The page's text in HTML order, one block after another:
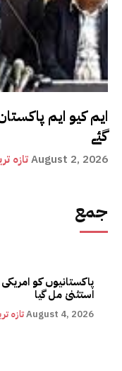
ایم کیو ایم
گئے
تازہAugust 2, 2026
جمع
پاکستانیوں کو
استثنیٰ مل گیا
تازہAugust 4, 2026